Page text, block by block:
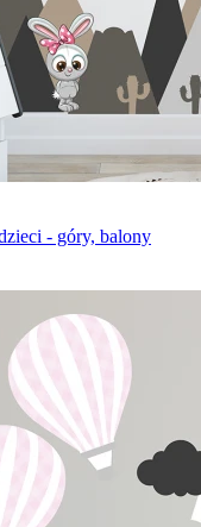
- góry, balony